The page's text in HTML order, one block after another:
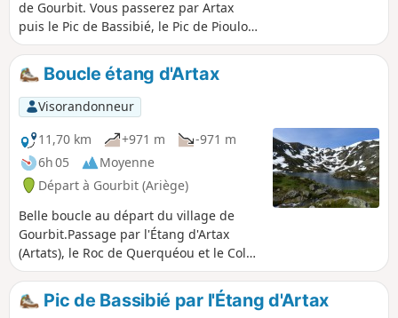
de Gourbit. Vous passerez par Artax
puis le Pic de Bassibié, le Pic de Pioulou
pour descendre ensuite sur les Étangs
Bleus de la Courbière par le Col de la
Couillate. Enfin, la randonnée se
termine par le cirque d’Embans, la
cabane d’Embanels puis une remontée
vers le village de Gourbit.
Boucle étang d'Artax
Visorandonneur
11,70 km
+971 m
-971 m
6h 05
Moyenne
Départ à Gourbit (Ariège)
Belle boucle au départ du village de
Gourbit.Passage par l'Étang d'Artax
(Artats), le Roc de Querquéou et le Col
de Lastris.Le point de vue, frôlant les
1900 m d'altitude, est un régal pour les
yeux.Pic de Bassibié par l'Étang d'Artax